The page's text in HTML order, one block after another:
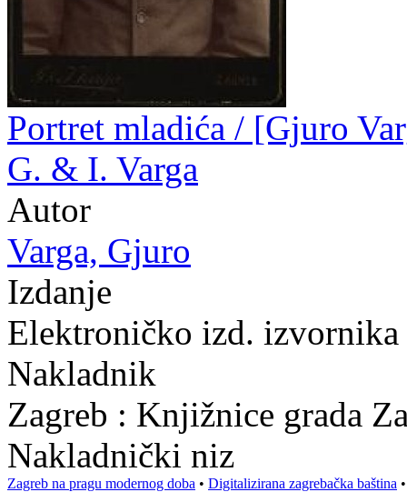
Portret mladića / [Gjuro
G. & I. Varga
Autor
Varga, Gjuro
Izdanje
Elektroničko izd. izvornika
Nakladnik
Zagreb : Knjižnice grada
Nakladnički niz
Zagreb na pragu modernog doba • Digitalizirana zagrebačka baština